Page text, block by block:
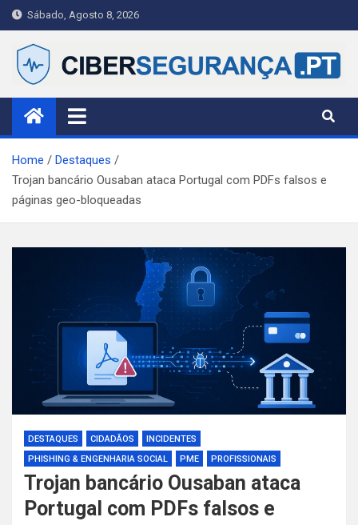
Skip
to
content
Sábado, Agosto 8, 2026
Ciberseguranca.PT
Publicação portuguesa de referência em cibersegurança —
notícias, alertas e guias práticos para cidadãos, PME e
profissionais.
Home
Destaques
Trojan bancário Ousaban ataca Portugal com PDFs falsos e
páginas geo-bloqueadas
DESTAQUES CIDADÃOS
INCIDENTES
PHISHING & ENGENHARIA SOCIAL
PME PROFISSIONAIS
Trojan bancário Ousaban ataca
Portugal com PDFs falsos e